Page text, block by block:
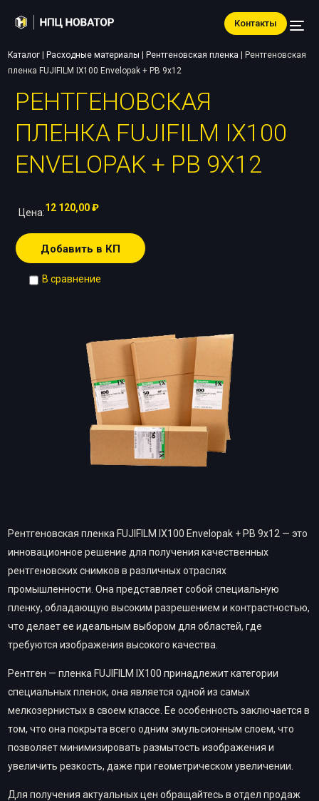
Контакты
Каталог Расходные материалы Рентгеновская пленка
Рентгеновская
пленка FUJIFILM IX100 Envelopak + PB 9х12
РЕНТГЕНОВСКАЯ
ПЛЕНКА FUJIFILM IX100
ENVELOPAK + PB 9Х12
Цена:12 120,00₽
Добавить в КП
В сравнение
Рентгеновская пленка FUJIFILM IX100 Envelopak + PB 9х12 — это
инновационное решение для получения качественных
рентгеновских снимков в различных отраслях
промышленности. Она представляет собой специальную
пленку, обладающую высоким разрешением и контрастностью,
что делает ее идеальным выбором для областей, где
требуются изображения высокого качества.
Рентген — пленка FUJIFILM IX100 принадлежит категории
специальных пленок, она является одной из самых
мелкозернистых в своем классе. Ее особенность заключается в
том, что она покрыта всего одним эмульсионным слоем, что
позволяет минимизировать размытость изображения и
увеличить резкость, даже при геометрическом увеличении.
Для получения актуальных цен обращайтесь в отдел продаж